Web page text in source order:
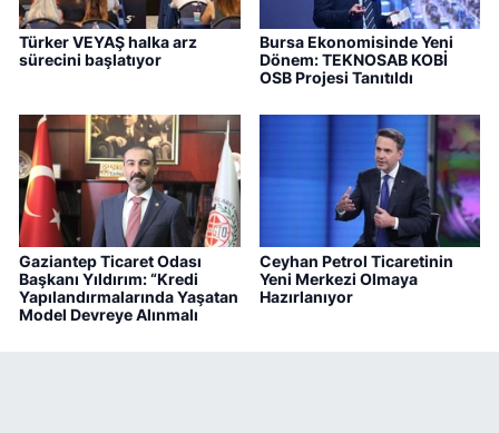
Türker VEYAŞ halka arz
sürecini başlatıyor
Bursa Ekonomisinde Yeni
Dönem: TEKNOSAB KOBİ
OSB Projesi Tanıtıldı
Gaziantep Ticaret Odası
Başkanı Yıldırım: “Kredi
Yapılandırmalarında Yaşatan
Model Devreye Alınmalı
Ceyhan Petrol Ticaretinin
Yeni Merkezi Olmaya
Hazırlanıyor